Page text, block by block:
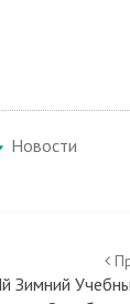
Новости
Зимний